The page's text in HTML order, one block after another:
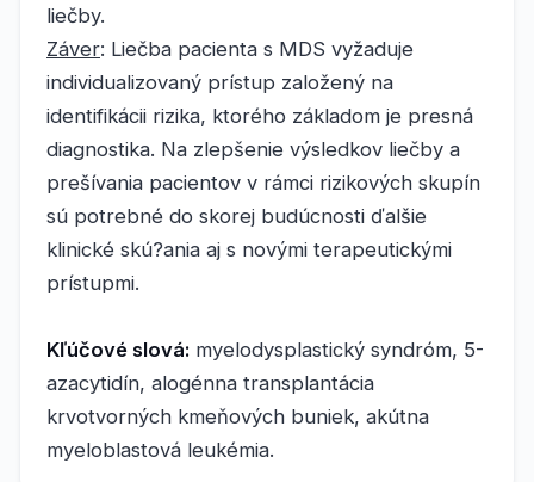
liečby.
Záver: Liečba pacienta s MDS vyžaduje
individualizovaný prístup založený na
identifikácii rizika, ktorého základom je presná
diagnostika. Na zlepšenie výsledkov liečby a
prešívania pacientov v rámci rizikových skupín
sú potrebné do skorej budúcnosti ďalšie
klinické skú?ania aj s novými terapeutickými
prístupmi.
Kľúčové slová: myelodysplastický syndróm, 5-
azacytidín, alogénna transplantácia
krvotvorných kmeňových buniek, akútna
myeloblastová leukémia.